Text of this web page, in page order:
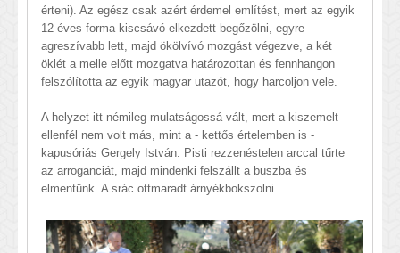
érteni). Az egész csak azért érdemel említést, mert az egyik
12 éves forma kiscsávó elkezdett begőzölni, egyre
agreszívabb lett, majd ökölvívó mozgást végezve, a két
öklét a melle előtt mozgatva határozottan és fennhangon
felszólította az egyik magyar utazót, hogy harcoljon vele.
A helyzet itt némileg mulatságossá vált, mert a kiszemelt
ellenfél nem volt más, mint a - kettős értelemben is -
kapusóriás Gergely István. Pisti rezzenéstelen arccal tűrte
az arroganciát, majd mindenki felszállt a buszba és
elmentünk. A srác ottmaradt árnyékbokszolni.